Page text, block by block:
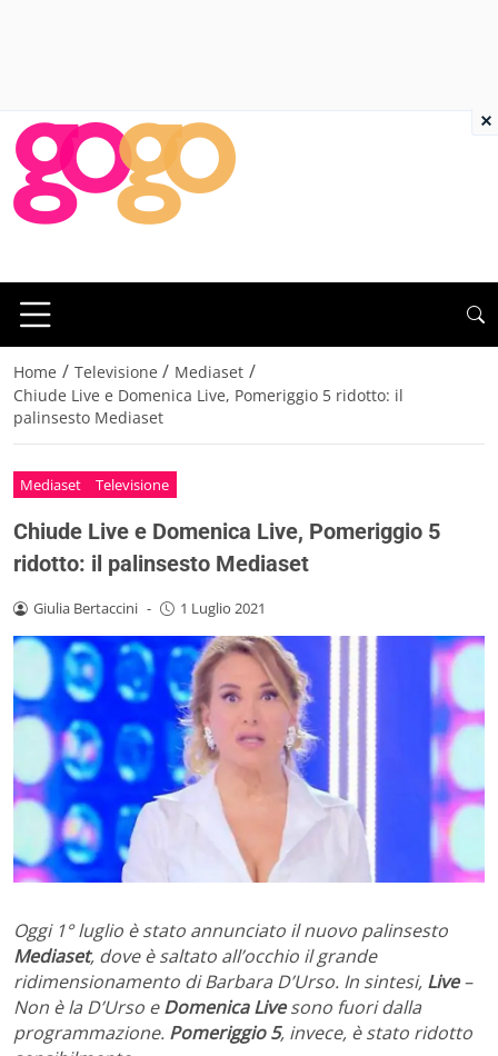
Home / Televisione / Mediaset /
Chiude Live e Domenica Live, Pomeriggio 5 ridotto: il
palinsesto Mediaset
Mediaset Televisione
Chiude Live e Domenica Live, Pomeriggio 5
ridotto: il palinsesto Mediaset
Giulia Bertaccini - 1 Luglio 2021
Oggi 1° luglio è stato annunciato il nuovo palinsesto
Mediaset, dove è saltato all’occhio il grande
ridimensionamento di Barbara D’Urso. In sintesi, Live–
Non è la D’Urso eDomenica Livesono fuori dalla
programmazione. Pomeriggio 5, invece, è stato ridotto
×